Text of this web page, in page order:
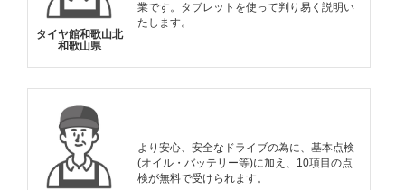
タイヤ館和歌山北
和歌山県
業です。タブレットを使って判り易く説明い
たします。
より安心、安全なドライブの為に、基本点検
(オイル・バッテリー等)に加え、10項目の点
検が無料で受けられます。